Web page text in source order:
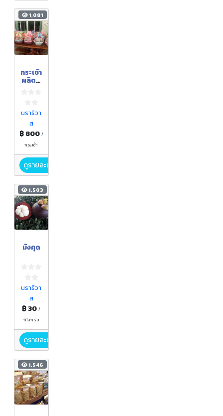
1,081
กระเช้า
ผลิตภั
หยีบูโด
น้ำผึ้งบู
โด ชุด
เล็ก
นราธิวา
ส
฿ 800 /
กระเช้า
ดูรายละเอียด
1,503
มังคุด
นราธิวา
ส
฿ 30/
กิโลกรัม
ดูรายละเอียด
1,546